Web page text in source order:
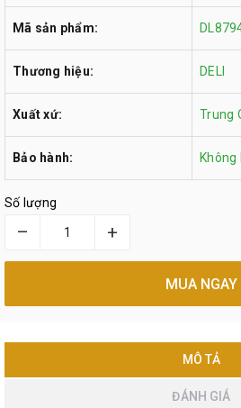
Mã sản phẩm:
Thương hiệu: DELI
Xuất xứ: Trung
Bảo hành: Không
Số lượng
– +
MUA NGAY
MÔ TẢ
ĐÁNH GIÁ